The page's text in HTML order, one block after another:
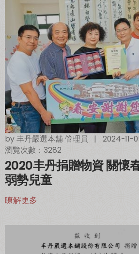
by丰丹嚴選本舖 管理員 | 2024-11-
瀏覽次數：3282
2020丰丹捐贈物資 關懷
弱勢兒童
瞭解更多